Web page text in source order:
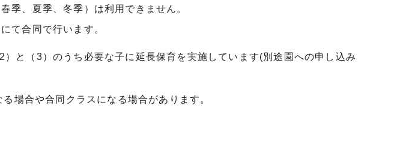
季、夏季、冬季）は利用できません。
て合同で行います。
と（3）のうち必要な子に延長保育を実施しています(別途園への申し込み
場合や合同クラスになる場合があります。